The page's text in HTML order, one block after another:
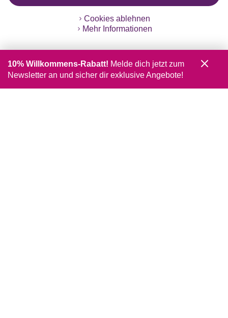
Cookies ablehnen
Mehr Informationen
10% Willkommens-Rabatt! Melde dich jetzt zum
Newsletter an und sicher dir exklusive Angebote!